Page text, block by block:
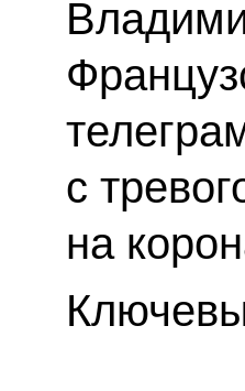
с
на